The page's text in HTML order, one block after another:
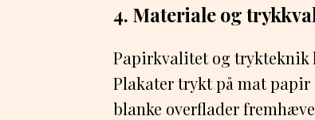
4. Materiale og
Papirkvalitet og trykteknik
Plakater trykt på mat
blanke overflader